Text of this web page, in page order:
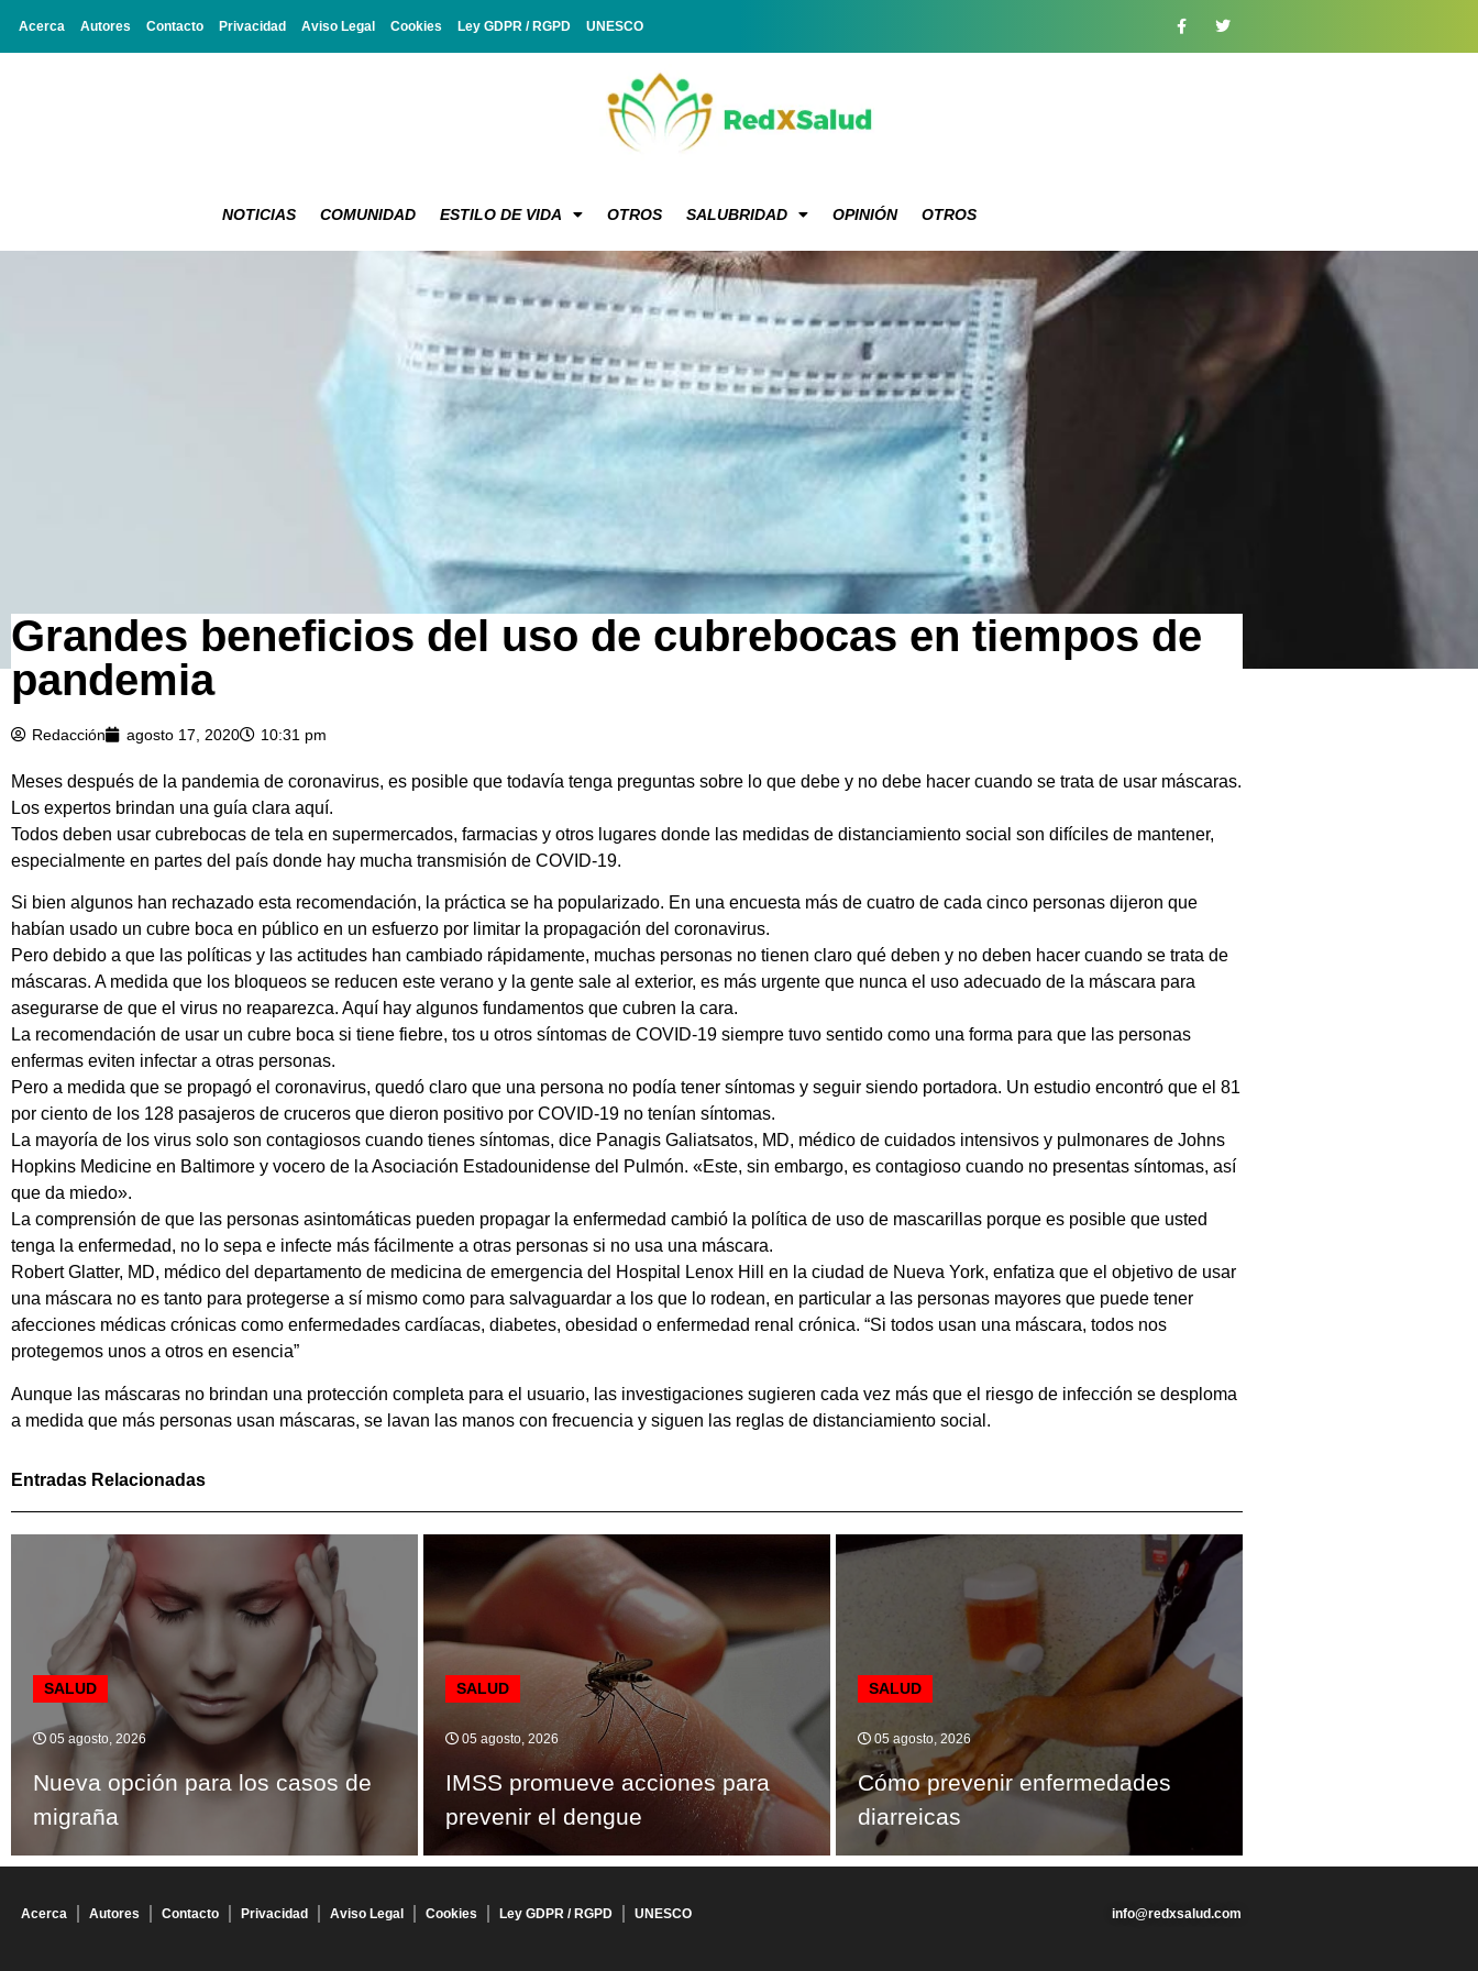
Acerca Autores Contacto Privacidad Aviso Legal Cookies Ley GDPR / RGPD UNESCO
NOTICIAS COMUNIDAD ESTILO DE VIDA OTROS SALUBRIDAD OPINIÓN OTROS
Grandes beneficios del uso de cubrebocas en tiempos de
pandemia
Redacción agosto 17, 2020 10:31 pm
Meses después de la pandemia de coronavirus, es posible que todavía tenga preguntas sobre lo que debe y no debe hacer cuando se trata de usar máscaras.
Los expertos brindan una guía clara aquí.
Todos deben usar cubrebocas de tela en supermercados, farmacias y otros lugares donde las medidas de distanciamiento social son difíciles de mantener,
especialmente en partes del país donde hay mucha transmisión de COVID-19.
Si bien algunos han rechazado esta recomendación, la práctica se ha popularizado. En una encuesta más de cuatro de cada cinco personas dijeron que
habían usado un cubre boca en público en un esfuerzo por limitar la propagación del coronavirus.
Pero debido a que las políticas y las actitudes han cambiado rápidamente, muchas personas no tienen claro qué deben y no deben hacer cuando se trata de
máscaras. A medida que los bloqueos se reducen este verano y la gente sale al exterior, es más urgente que nunca el uso adecuado de la máscara para
asegurarse de que el virus no reaparezca. Aquí hay algunos fundamentos que cubren la cara.
La recomendación de usar un cubre boca si tiene fiebre, tos u otros síntomas de COVID-19 siempre tuvo sentido como una forma para que las personas
enfermas eviten infectar a otras personas.
Pero a medida que se propagó el coronavirus, quedó claro que una persona no podía tener síntomas y seguir siendo portadora. Un estudio encontró que el 81
por ciento de los 128 pasajeros de cruceros que dieron positivo por COVID-19 no tenían síntomas.
La mayoría de los virus solo son contagiosos cuando tienes síntomas, dice Panagis Galiatsatos, MD, médico de cuidados intensivos y pulmonares de Johns
Hopkins Medicine en Baltimore y vocero de la Asociación Estadounidense del Pulmón. «Este, sin embargo, es contagioso cuando no presentas síntomas, así
que da miedo».
La comprensión de que las personas asintomáticas pueden propagar la enfermedad cambió la política de uso de mascarillas porque es posible que usted
tenga la enfermedad, no lo sepa e infecte más fácilmente a otras personas si no usa una máscara.
Robert Glatter, MD, médico del departamento de medicina de emergencia del Hospital Lenox Hill en la ciudad de Nueva York, enfatiza que el objetivo de usar
una máscara no es tanto para protegerse a sí mismo como para salvaguardar a los que lo rodean, en particular a las personas mayores que puede tener
afecciones médicas crónicas como enfermedades cardíacas, diabetes, obesidad o enfermedad renal crónica. “Si todos usan una máscara, todos nos
protegemos unos a otros en esencia”
Aunque las máscaras no brindan una protección completa para el usuario, las investigaciones sugieren cada vez más que el riesgo de infección se desploma
a medida que más personas usan máscaras, se lavan las manos con frecuencia y siguen las reglas de distanciamiento social.
Entradas Relacionadas
SALUD
05 agosto, 2026
Nueva opción para los casos de
migraña
SALUD
05 agosto, 2026
IMSS promueve acciones para
prevenir el dengue
SALUD
05 agosto, 2026
Cómo prevenir enfermedades
diarreicas
Acerca Autores Contacto Privacidad Aviso Legal Cookies Ley GDPR / RGPD UNESCO info@redxsalud.com